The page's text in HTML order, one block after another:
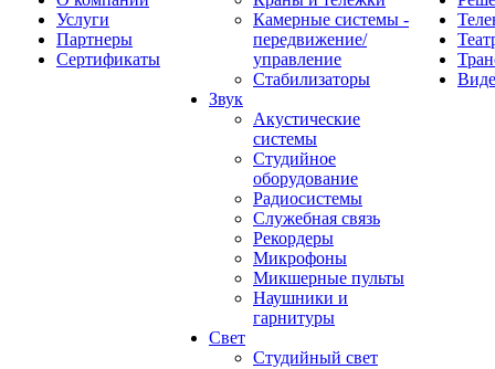
Услуги
Партнеры
Сертификаты
Камерные системы -
передвижение/
управление
Стабилизаторы
Звук
Акустические
системы
Студийное
оборудование
Радиосистемы
Служебная связь
Рекордеры
Микрофоны
Микшерные пульты
Наушники и
гарнитуры
Свет
Студийный свет